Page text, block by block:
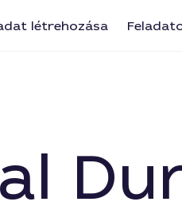
létrehozása